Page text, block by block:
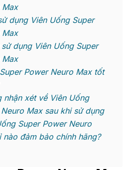
Max
dụng Viên Uống Super
Max
dụng Viên Uống Super
Max
Power Neuro Max tốt
xét về Viên Uống
Max sau khi sử dụng
Super Power Neuro
nào đảm bảo chính hãng?